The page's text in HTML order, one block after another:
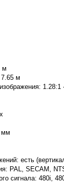
м
м
1.28:1
мм
есть
PAL, SECAM,
сигнала: 480i,